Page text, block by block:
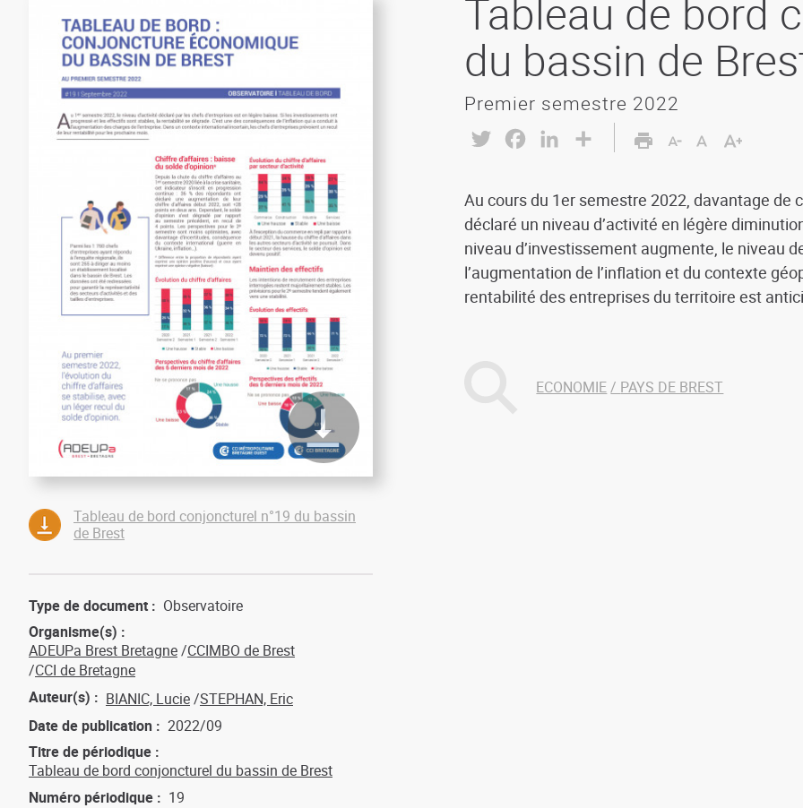
Tableau de bord
du bassin de
Premier semestre 2022
Twitter FacebookLinkedIn
Au cours du 1er semestre 2022, davantage de
déclaré un niveau d’activité en légère
niveau d’investissement augmente, le niveau
l’augmentation de l’inflation et du contexte
rentabilité des entreprises du territoire est
ECONOMIE PAYS DE BREST
Tableau de bord conjoncturel n°19 du bassin
de Brest
Type de document
Observatoire
Organisme(s)
ADEUPa Brest Bretagne CCIMBO de Brest
CCI de Bretagne
Auteur(s)
BIANIC, Lucie STEPHAN, Eric
Date de publication
2022/09
Titre de périodique
Tableau de bord conjoncturel du bassin de Brest
Numéro périodique
19